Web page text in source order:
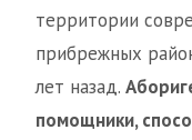
территории
прибрежных
лет назад.
помощники,